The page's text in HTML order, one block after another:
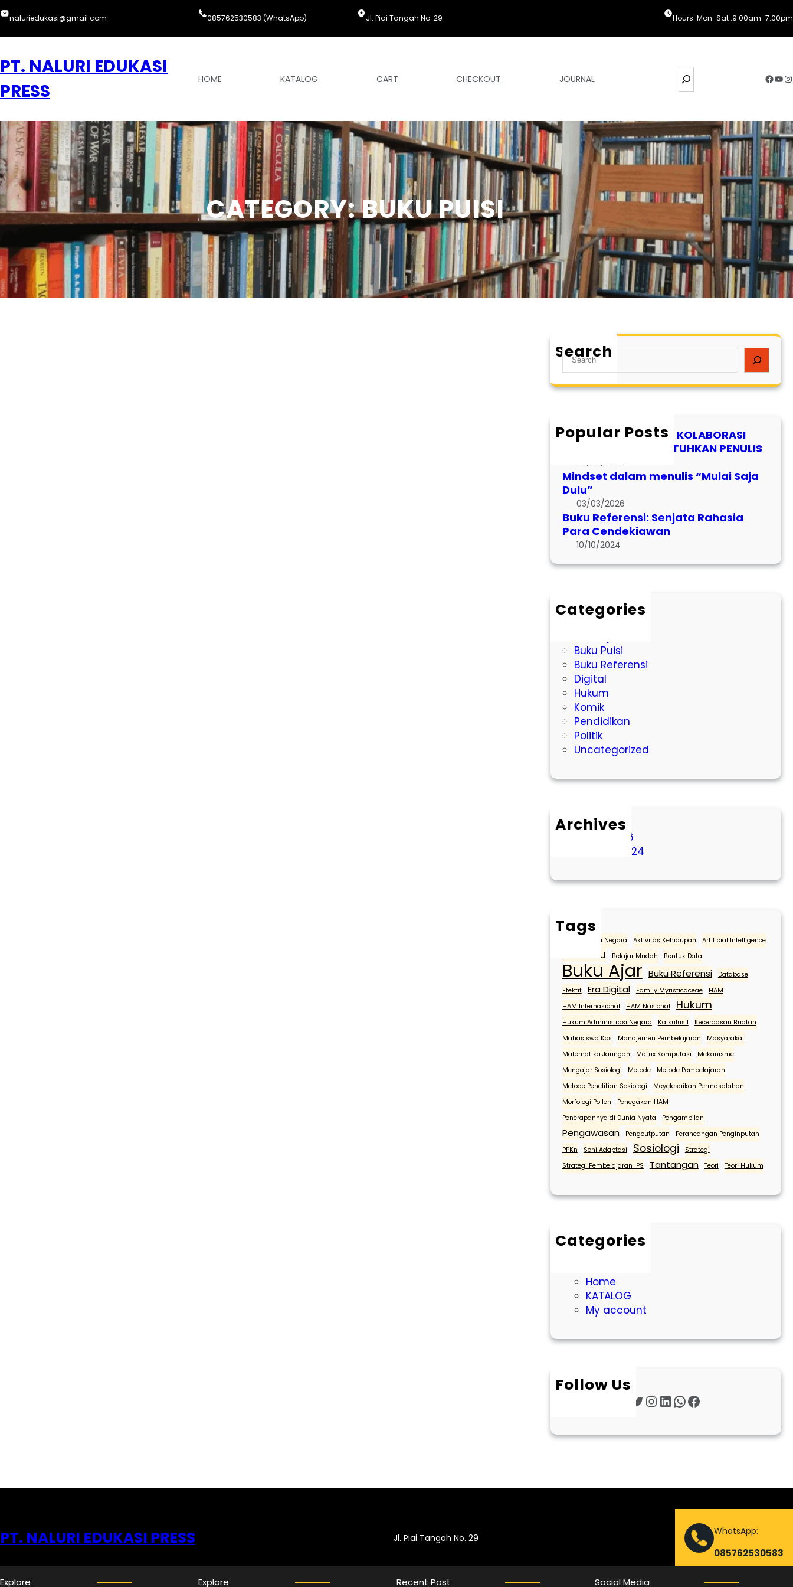
Skip
to
content
naluriedukasi@gmail.com 085762530583 (WhatsApp) Jl. Piai Tangah No. 29 Hours: Mon-Sat :9.00am-7.00pm
PT. NALURI EDUKASI
PRESS
HOME KATALOG CART CHECKOUT JOURNAL
S
e
c
h
Facebook YouTube Instagram
CATEGORY:BUKU PUISI
Search
S
e
a
h
Popular Posts
DAFTAR JUDUL BUKU KOLABORASI
YANG MASIH MEMBUTUHKAN PENULIS
03/03/2026
Mindset dalam menulis “Mulai Saja
Dulu”
03/03/2026
Buku Referensi: Senjata Rahasia
Para Cendekiawan
10/10/2024
Categories
Book Chapter
Buku Puisi
Buku Referensi
Digital
Hukum
Komik
Pendidikan
Politik
Uncategorized
Archives
March 2026
October 2024
Tags
Administrasi Negara Aktivitas Kehidupan Artificial Intelligence
Bawaslu Belajar Mudah Bentuk Data
Buku Ajar Buku Referensi
Database
Efektif
Era Digital Family Myristicaceae
HAM
HAM Internasional
HAM Nasional Hukum
Hukum Administrasi Negara Kalkulus 1
Kecerdasan Buatan
Mahasiswa Kos
Manajemen Pembelajaran
Masyarakat
Matematika Jaringan
Matrix Komputasi
Mekanisme
Mengajar Sosiologi
Metode
Metode Pembelajaran
Metode Penelitian Sosiologi
Meyelesaikan Permasalahan
Morfologi Pollen
Penegakan HAM
Penerapannya di Dunia Nyata
Pengambilan
Pengawasan Pengoutputan
Perancangan Penginputan
PPKn
Seni Adaptasi Sosiologi
Strategi
Strategi Pembelajaran IPS
Tantangan Teori Teori Hukum
Categories
Cart
Home
KATALOG
My account
Follow Us
InstagramLinkedIn WhatsApp Facebook
PT. NALURI EDUKASI PRESS Jl. Piai Tangah No. 29
WhatsApp:
085762530583
Explore Explore Recent Post Social Media